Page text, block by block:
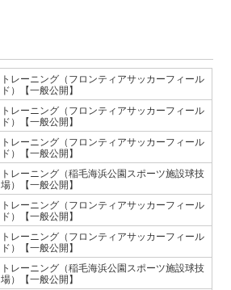
トレーニング（フロンティアサッカーフィール
ド）【一般公開】
トレーニング（フロンティアサッカーフィール
ド）【一般公開】
トレーニング（フロンティアサッカーフィール
ド）【一般公開】
トレーニング（稲毛海浜公園スポーツ施設球技
場）【一般公開】
トレーニング（フロンティアサッカーフィール
ド）【一般公開】
トレーニング（フロンティアサッカーフィール
ド）【一般公開】
トレーニング（稲毛海浜公園スポーツ施設球技
場）【一般公開】